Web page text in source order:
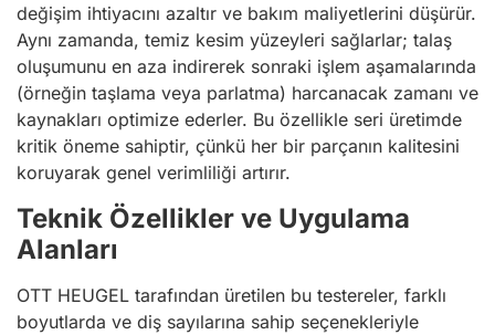
değişim ihtiyacını azaltır ve bakım maliyetlerini düşürür.
Aynı zamanda, temiz kesim yüzeyleri sağlarlar; talaş
oluşumunu en aza indirerek sonraki işlem aşamalarında
(örneğin taşlama veya parlatma) harcanacak zamanı ve
kaynakları optimize ederler. Bu özellikle seri üretimde
kritik öneme sahiptir, çünkü her bir parçanın kalitesini
koruyarak genel verimliliği artırır.
Teknik Özellikler ve Uygulama
Alanları
OTT HEUGEL tarafından üretilen bu testereler, farklı
boyutlarda ve diş sayılarına sahip seçenekleriyle